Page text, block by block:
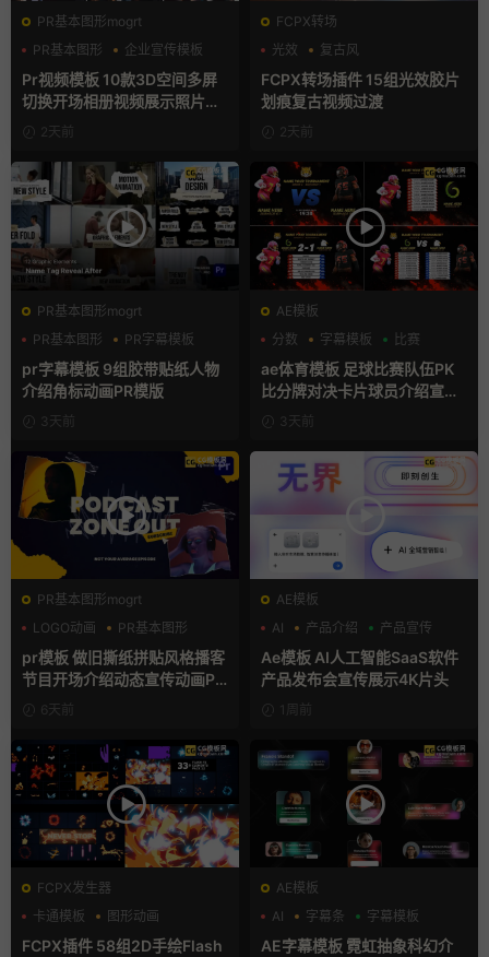
PR基本图形mogrt
PR基本图形
企业宣传模板
幻灯片
Pr视频模板 10款3D空间多屏
切换开场相册视频展示照片墙
pr模板
2天前
FCPX转场
光效
复古风
支持Intel+M芯片
FCPX转场插件 15组光效胶片
划痕复古视频过渡
2天前
PR基本图形mogrt
PR基本图形
PR字幕模板
人物介绍
pr字幕模板 9组胶带贴纸人物
介绍角标动画PR模版
3天前
AE模板
分数
字幕模板 比赛
ae体育模板 足球比赛队伍PK
比分牌对决卡片球员介绍宣传
视频AE模板
3天前
PR基本图形mogrt
LOGO动画
PR基本图形
复古风
pr模板 做旧撕纸拼贴风格播客
节目开场介绍动态宣传动画PR
模版6天前
AE模板
AI
产品介绍 产品宣传
Ae模板 AI人工智能SaaS软件
产品发布会宣传展示4K片头
1周前
FCPX发生器
卡通模板
图形动画
手绘风
FCPX插件 58组2D手绘Flash
AE模板
AI
字幕条 字幕模板
AE字幕模板 霓虹抽象科幻介